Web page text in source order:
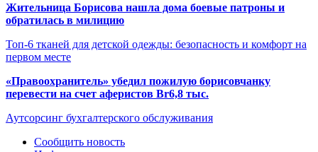
Жительница Борисова нашла дома боевые патроны и
обратилась в милицию
Топ-6 тканей для детской одежды: безопасность и комфорт на
первом месте
«Правоохранитель» убедил пожилую борисовчанку
перевести на счет аферистов Br6,8 тыс.
Аутсорсинг бухгалтерского обслуживания
Сообщить новость